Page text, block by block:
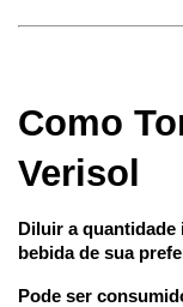
Como
Verisol
Diluir a quantidade
bebida de sua
Pode ser